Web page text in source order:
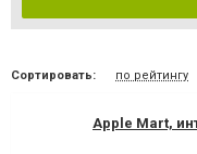
Сортировать: по рейтингу
Apple Mart,